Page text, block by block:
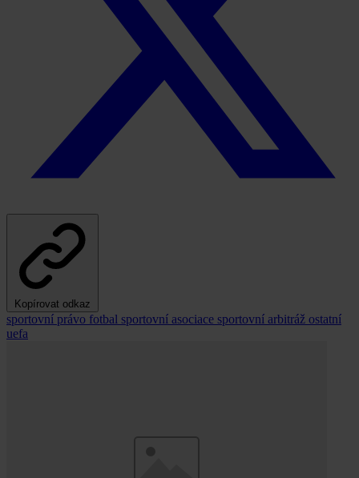
Kopírovat odkaz
sportovní právo fotbal sportovní asociace sportovní arbitráž ostatní
uefa